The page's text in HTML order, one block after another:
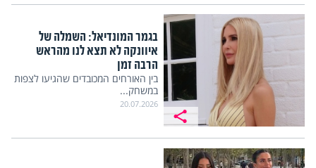
בגמר המונדיאל: השמלה של
איוונקה לא תצא לנו מהראש
הרבה זמן
בין האורחים המכובדים שהגיעו לצפות
במשחק...
20.07.2026